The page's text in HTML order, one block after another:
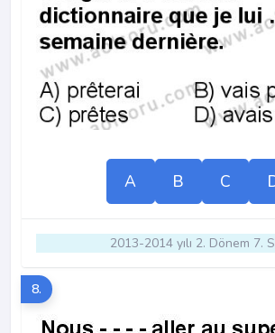
A B C
2013-2014 yılı 2. Dönem 7.
8.